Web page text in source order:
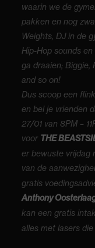
waarin we de
pakken en nog
Weights, DJ in de
Hip-Hop sounds
ga draaien; Biggie,
and so on!
Dus scoop een
en bel je vrienden
27/01 van 8PM –
voor THE
er bewuste vrijdag
van de
gratis
Anthony
kan een gratis
alles met lasers